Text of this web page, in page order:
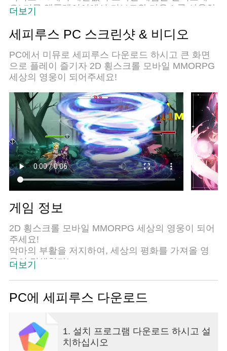
요! 미뮤 앱플레이어에서 키보드와 마우스를 사용하
컴퓨터에서 다운로드 하시고 세피루스 설치하세요.
배터리 걱정, 발열 걱정 필요없이 마음껏 즐길수 있
습니다; 미뮤 멀티로 무장하여 모바일 게임을 한층
더 재미있게 플레이할 수 있습니다!
더보기
세피루스 PC 스크린샷 & 비디오
PC에서 미뮤로 세피루스 다운로드 하시고 큰 화면
으로 플레이 즐기자 2D 횡스크롤 모바일 MMORPG
세상의 영웅이 되어주세요!
게임 정보
2D 횡스크롤 모바일 MMORPG 세상의 영웅이 되어
주세요!
악마의 부활을 저지하여, 세상의 평화를 가져올 영
웅이 탄생한다!
■ 게임 소개
성장은 간편하게 한계따윈 잊어라!
모험에서 얻은 재료로 최강의 무기를 만들어보세요!
더보기
PC에 세피루스 다운로드
1. 설치 프로그램 다운로드 하시고 설
치하십시오